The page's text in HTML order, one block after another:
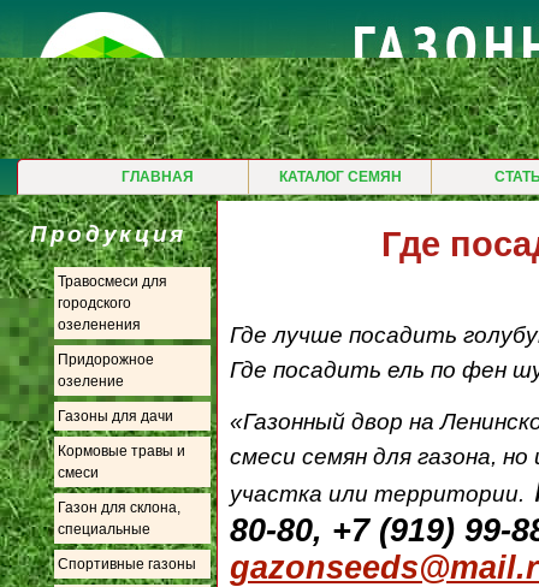
ГЛАВНАЯ КАТАЛОГ СЕМЯН
Продукция
Травосмеси для
городского
озеленения
Придорожное
озеление
Газоны для дачи
Кормовые травы и
смеси
Газон для склона,
специальные
Спортивные газоны
Где
Где лучше посадить
Где посадить ель по фен
«Газонный двор на
смеси семян для газона,
участка или территории.
80-80, +7 (919) 99-